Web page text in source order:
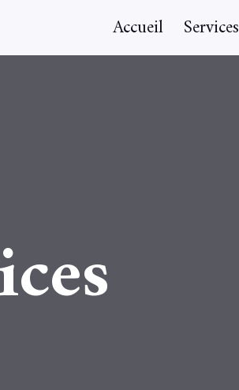
Accueil Services